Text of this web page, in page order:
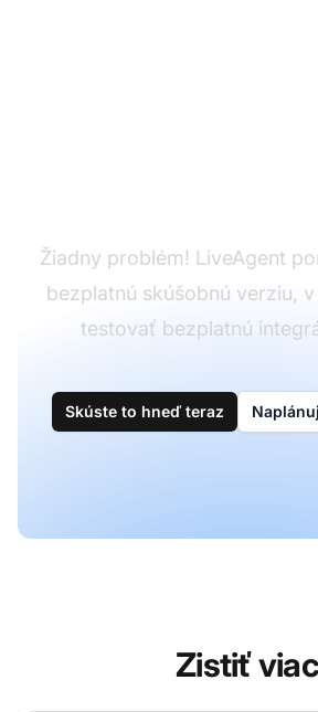
Žiadny problém! LiveAgent
bezplatnú skúšobnú verziu,
testovať bezplatnú
Skúste to hneď teraz
Zistiť viac